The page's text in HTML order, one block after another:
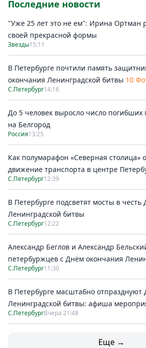
Последние новости
"Уже 25 лет это не ем": Ирина Ортман
своей прекрасной формы
Звезды15:11
В Петербурге почтили память
окончания Ленинградской битвы 10
С.Петербург14:16
До 5 человек выросло число погибших
на Белгород
Россия13:25
Как полумарафон «Северная столица»
движение транспорта в центре
С.Петербург12:39
В Петербурге подсветят мосты в
Ленинградской битвы
С.Петербург12:22
Александр Беглов и Александр
петербуржцев с Днём окончания
С.Петербург11:30
В Петербурге масштабно отпразднуют
Ленинградской битвы: афиша
С.ПетербургВчера 21:48
Еще →